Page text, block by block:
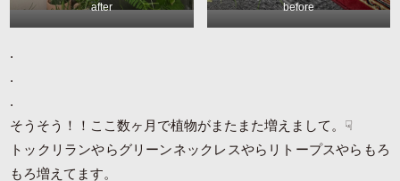
after before
.
.
.
そうそう！！ここ数ヶ月で植物がまたまた増えまして。☟
トックリランやらグリーンネックレスやらリトープスやらもろ
もろ増えてます。